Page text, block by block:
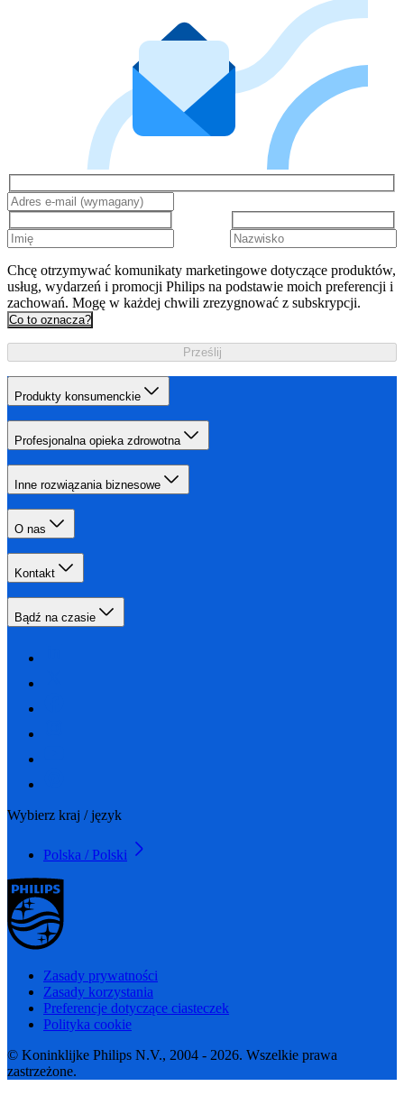
Chcę otrzymywać komunikaty marketingowe dotyczące produktów,
usług, wydarzeń i promocji Philips na podstawie moich preferencji i
zachowań. Mogę w każdej chwili zrezygnować z subskrypcji.
Co to oznacza?
Prześlij
Produkty konsumenckie
Profesjonalna opieka zdrowotna
Inne rozwiązania biznesowe
O nas
Kontakt
Bądź na czasie
Wybierz kraj / język
Polska / Polski
Zasady prywatności
Zasady korzystania
Preferencje dotyczące ciasteczek
Polityka cookie
© Koninklijke Philips N.V., 2004 - 2026. Wszelkie prawa
zastrzeżone.